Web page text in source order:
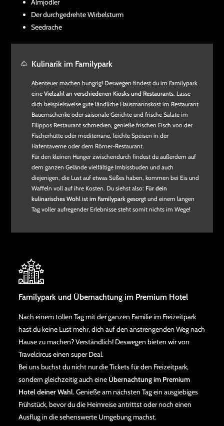
Almjodler
Der durchgedrehte Wirbelsturm
Seedrache
Kulinarik im Familypark
Abenteuer machen hungrig! Deswegen findest du im Familypark
eine Vielzahl an verschiedenen Kiosks und Restaurants. Lasse
dich beispielsweise gute ländliche Hausmannskost im Restaurant
Bauernschenke oder saisonale Gerichte und frische Salate im
Filippos Restaurant schmecken, genieße frischen Fisch von der
Fischerhütte oder mediterrane, leichte Speisen in der
Hafentaverne oder dem Römer-Restaurant.
Für den kleinen Hunger zwischendurch findest du außerdem auf
dem ganzen Gelände vielfältige Imbissbuden und auch
diejenigen, die Lust auf etwas Süßes haben, kommen bei Eis und
Waffeln voll auf ihre Kosten. Du siehst also: Für dein
kulinarisches Wohl ist im Familypark gesorgt und einem langen
Tag voller aufregender Erlebnisse steht somit nichts im Wege!
Familypark und Übernachtung im Premium Hotel
Nach einem tollen Tag mit der ganzen Familie im Freizeitpark
hast du keine Lust mehr, dich auf den anstrengenden Weg nach
Hause zu machen? Verständlich! Deswegen bieten wir von
Travelcircus einen super Deal.
Bei uns buchst du nicht nur die Tickets für den Freizeitpark,
sondern gleichzeitig auch eine Übernachtung im Premium
Hotel deiner Wahl. Genieße am nächsten Tag ein ausgiebiges
Frühstück, bevor du die Heimreise antrittst oder noch einen
Ausflug in die sehenswerte Umgebung machst.